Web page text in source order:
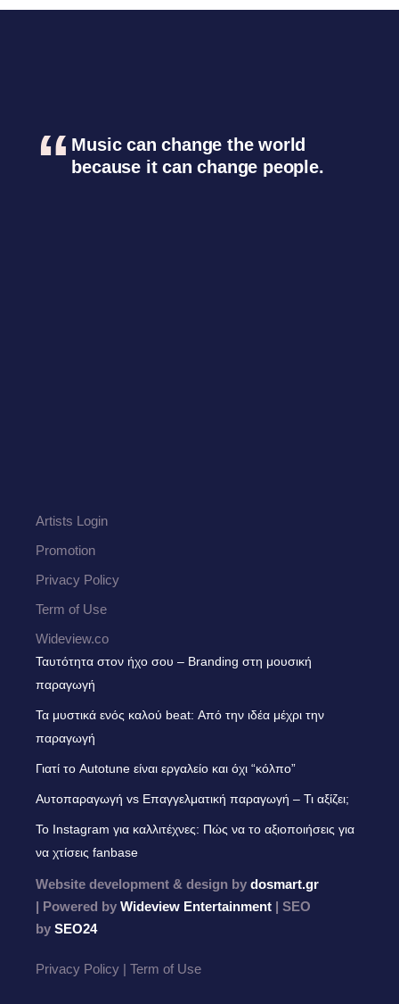
Music can change the world
because it can change people.
Artists Login
Promotion
Privacy Policy
Term of Use
Wideview.co
Ταυτότητα στον ήχο σου – Branding στη μουσική
παραγωγή
Τα μυστικά ενός καλού beat: Από την ιδέα μέχρι την
παραγωγή
Γιατί το Autotune είναι εργαλείο και όχι “κόλπο”
Αυτοπαραγωγή vs Επαγγελματική παραγωγή – Τι αξίζει;
Το Instagram για καλλιτέχνες: Πώς να το αξιοποιήσεις για
να χτίσεις fanbase
Website development & design bydosmart.gr
| Powered byWideview Entertainment | SEO
bySEO24
Privacy Policy | Term of Use